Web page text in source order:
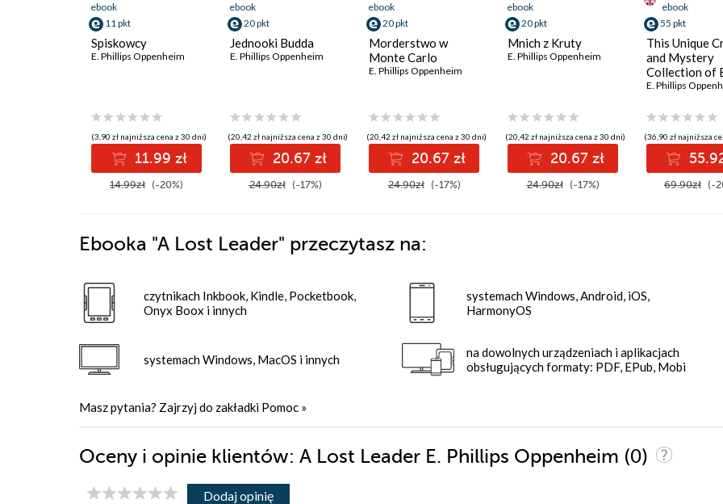
ebook
11 pkt
Spiskowcy
E. Phillips Oppenheim
(3,90 zł najniższa cena z 30 dni)
11.99 zł
14.99zł (-20%)
ebook
20 pkt
Jednooki Budda
E. Phillips Oppenheim
(20,42 zł najniższa cena z 30 dni)
20.67 zł
24.90zł (-17%)
ebook
20 pkt
Morderstwo w
Monte Carlo
E. Phillips Oppenheim
(20,42 zł najniższa cena z 30 dni)
20.67 zł
24.90zł (-17%)
ebook
20 pkt
Mnich z Kruty
E. Phillips Oppenheim
(20,42 zł najniższa cena z 30 dni)
20.67 zł
24.90zł (-17%)
ebook
55 pkt
This Unique
and Mystery
Collection of
Phillips
E. Phillips
(36,90 zł najniższa
69.90zł (-
Ebooka "A Lost Leader" przeczytasz na:
czytnikach Inkbook, Kindle, Pocketbook,
Onyx Boox i innych
systemach Windows, MacOS i innych
systemach Windows, Android, iOS,
HarmonyOS
na dowolnych urządzeniach i aplikacjach
obsługujących formaty: PDF, EPub, Mobi
Masz pytania? Zajrzyj do zakładki Pomoc »
Oceny i opinie klientów: A Lost Leader E. Phillips Oppenheim (0)
Dodaj opinię